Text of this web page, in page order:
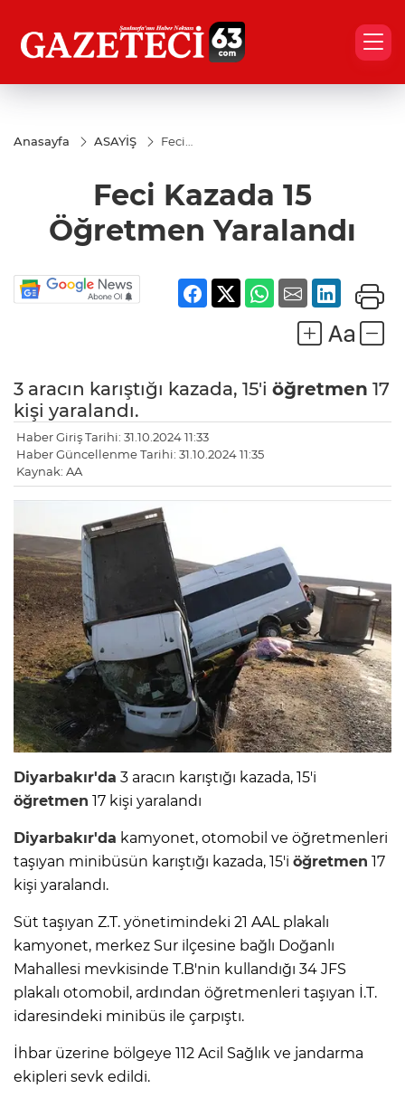
Anasayfa ASAYİŞ
Feci
Yaralandı
Feci Kazada 15
Öğretmen Yaralandı
3 aracın karıştığı kazada, 15'i öğretmen 17
kişi yaralandı.
Haber Giriş Tarihi: 31.10.2024 11:33
Haber Güncellenme Tarihi: 31.10.2024 11:35
Kaynak: AA
Diyarbakır'da 3 aracın karıştığı kazada, 15'i
öğretmen 17 kişi yaralandı
Diyarbakır'da kamyonet, otomobil ve öğretmenleri
taşıyan minibüsün karıştığı kazada, 15'i öğretmen 17
kişi yaralandı.
Süt taşıyan Z.T. yönetimindeki 21 AAL plakalı
kamyonet, merkez Sur ilçesine bağlı Doğanlı
Mahallesi mevkisinde T.B'nin kullandığı 34 JFS
plakalı otomobil, ardından öğretmenleri taşıyan İ.T.
idaresindeki minibüs ile çarpıştı.
İhbar üzerine bölgeye 112 Acil Sağlık ve jandarma
ekipleri sevk edildi.